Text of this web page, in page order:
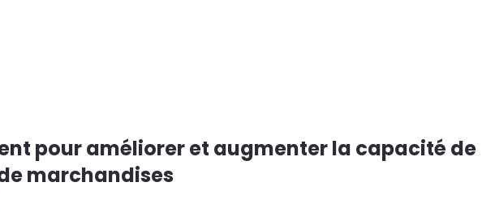
pour améliorer et augmenter la capacité de
marchandises